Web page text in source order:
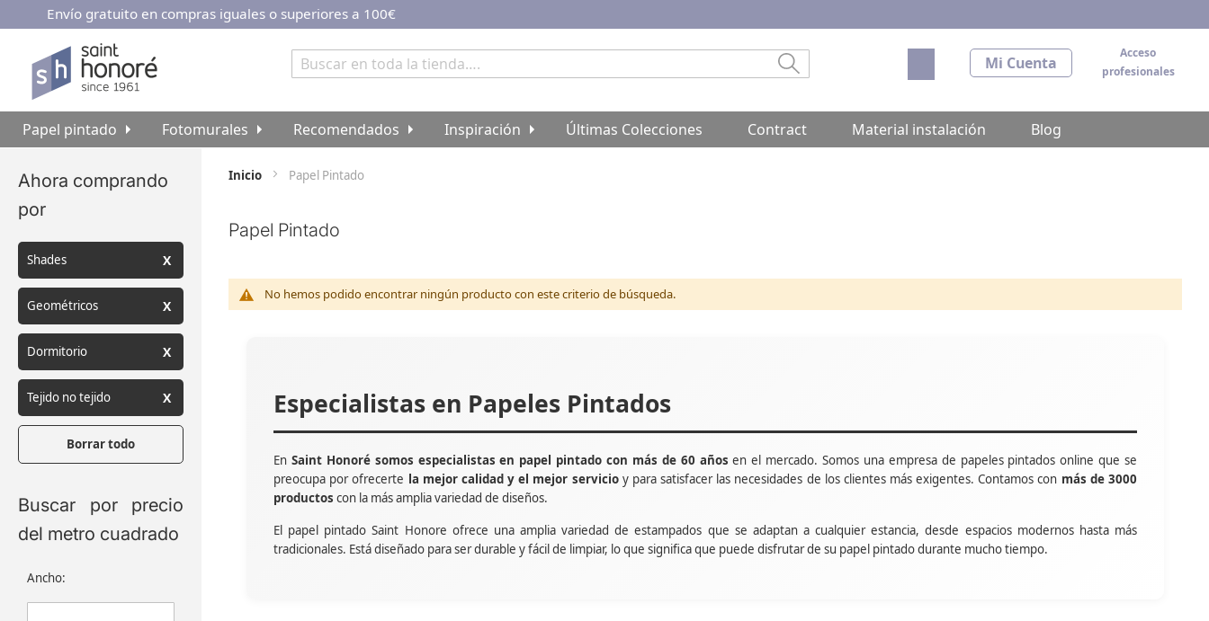
Ir
contenido
Envío gratuito en compras iguales o superiores a 100€
Acceso
profesionales
Mi Cuenta
Mi carrito
Papel pintado Fotomurales Recomendados Inspiración Últimas Colecciones Contract Material instalación Blog
Inicio Papel Pintado
Papel Pintado
No hemos podido encontrar ningún producto con este criterio de búsqueda.
Especialistas en Papeles Pintados
En Saint Honoré somos especialistas en papel pintado con más de 60 años en el mercado. Somos una empresa de papeles pintados online que se
preocupa por ofrecerte la mejor calidad y el mejor servicioy para satisfacer las necesidades de los clientes más exigentes. Contamos con más de 3000
productos con la más amplia variedad de diseños.
El papel pintado Saint Honore ofrece una amplia variedad de estampados que se adaptan a cualquier estancia, desde espacios modernos hasta más
tradicionales. Está diseñado para ser durable y fácil de limpiar, lo que significa que puede disfrutar de su papel pintado durante mucho tiempo.
Buscar por precio
del metro cuadrado
Ancho:
Ahora comprando
por
Shades
Geométricos
Dormitorio
Tejido no tejido
Borrar todo